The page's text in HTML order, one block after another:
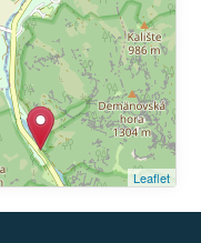
Leaflet